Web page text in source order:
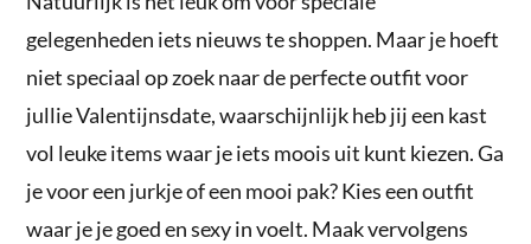
gelegenheden iets nieuws te shoppen. Maar je hoeft
niet speciaal op zoek naar de perfecte outfit voor
jullie Valentijnsdate, waarschijnlijk heb jij een kast
vol leuke items waar je iets moois uit kunt kiezen. Ga
je voor een jurkje of een mooi pak? Kies een outfit
waar je je goed en sexy in voelt. Maak vervolgens